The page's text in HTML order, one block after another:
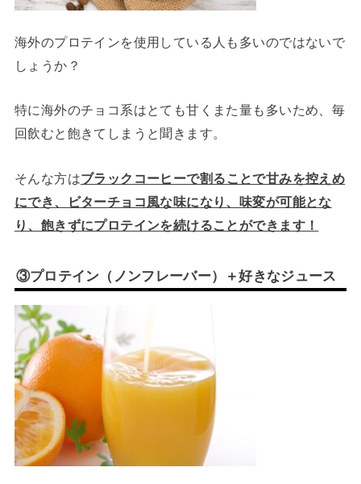
海外のプロテインを使用している人も多いのではないで
しょうか？
特に海外のチョコ系はとても甘くまた量も多いため、毎
回飲むと飽きてしまうと聞きます。
そんな方はブラックコーヒーで割ることで甘みを控えめ
にでき、ビターチョコ風な味になり、味変が可能とな
り、飽きずにプロテインを続けることができます！
③プロテイン（ノンフレーバー）＋好きなジュース